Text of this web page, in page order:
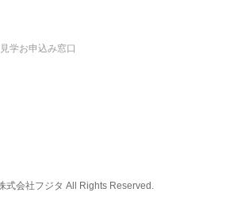
学お申込み窓口
式会社フジタ All Rights Reserved.